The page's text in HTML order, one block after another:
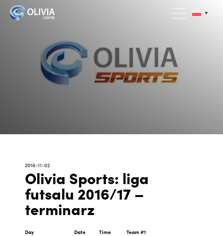
2016-11-02
Olivia Sports: liga
futsalu 2016/17 –
terminarz
Day Date Time
Team #1